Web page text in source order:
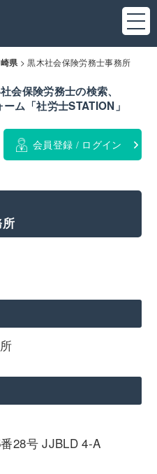
県 >黒木社会保険労務士事務所
会保険労務士の検索、
ム「社労士STATION」
会員登録 / ログイン
28号 JJBLD 4-A